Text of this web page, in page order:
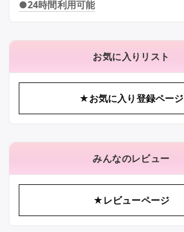
●24時間利用可能
お気に入りリスト
★お気に入り登録ページ
みんなのレビュー
★レビューページ